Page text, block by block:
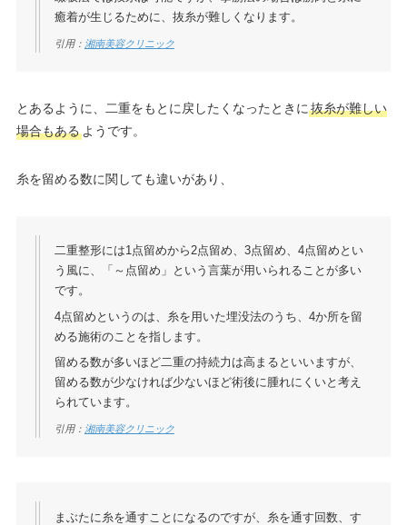
癒着が生じるために、抜糸が難しくなります。
引用： 湘南美容クリニック
とあるように、二重をもとに戻したくなったときに 抜糸が難しい
場合もあるようです。
糸を留める数に関しても違いがあり、
二重整形には1点留めから2点留め、3点留め、4点留めとい
う風に、「～点留め」という言葉が用いられることが多い
です。
4点留めというのは、糸を用いた埋没法のうち、4か所を留
める施術のことを指します。
留める数が多いほど二重の持続力は高まるといいますが、
留める数が少なければ少ないほど術後に腫れにくいと考え
られています。
引用： 湘南美容クリニック
まぶたに糸を通すことになるのですが、糸を通す回数、す